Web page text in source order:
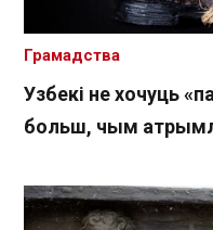
Узбекі не хочуць
больш, чым
Грамадства